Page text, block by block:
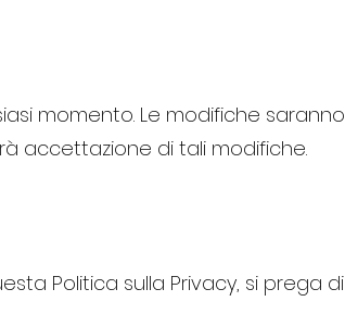
momento. Le modifiche saranno
accettazione di tali modifiche.
Politica sulla Privacy, si prega di